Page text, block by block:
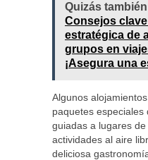
Quizás
Consejos
estratégica de
grupos en
¡Asegura una
Algunos
paquetes especiales
guiadas a lugares de
actividades al aire
deliciosa